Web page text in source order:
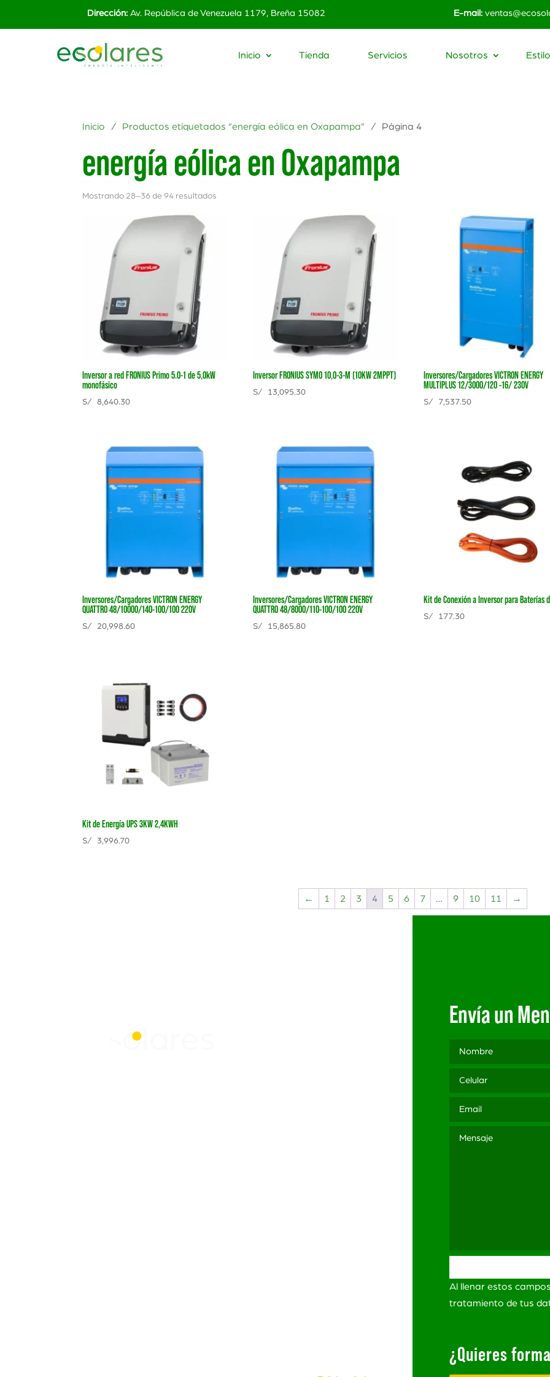
Dirección: Av. República de Venezuela 1179, Breña 15082 E-mail:
Inicio Tienda Servicios Nosotros
Inicio / Productos etiquetados “energía eólica en Oxapampa” / Página 4
energía eólica en Oxapampa
Mostrando 28–36 de 94 resultados
Inversor a red FRONIUS Primo 5.0-1 de 5,0kW
monofásico
S/ 8,640.30
Inversor FRONIUS SYMO 10,0-3-M (10KW 2MPPT)
S/ 13,095.30
Inversores/Cargadores VICTRON ENERGY
MULTIPLUS 12/3000/120 -16/ 230V
S/ 7,537.50
Inversores/Cargadores VICTRON ENERGY
QUATTRO 48/10000/140-100/100 220V
S/ 20,998.60
Inversores/Cargadores VICTRON ENERGY
QUATTRO 48/8000/110-100/100 220V
S/ 15,865.80
Kit de Conexión a Inversor para Baterías
S/ 177.30
Kit de Energía UPS 3KW 2,4KWH
S/ 3,996.70
← 1 2 3 4 5 6 7 … 9 10 11 →
Envía un
Al llenar estos
tratamiento de tus
¿Quieres